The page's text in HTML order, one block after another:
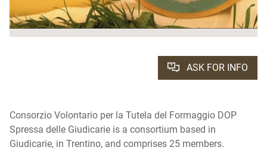
ASK FOR INFO
Consorzio Volontario per la Tutela del Formaggio DOP
Spressa delle Giudicarie is a consortium based in
Giudicarie, in Trentino, and comprises 25 members.